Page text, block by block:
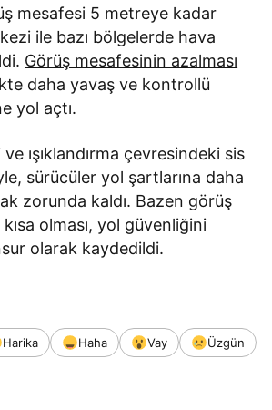
mesafesi 5 metreye kadar
ile bazı bölgelerde hava
Görüş mesafesinin azalması
daha yavaş ve kontrollü
yol açtı.
ışıklandırma çevresindeki sis
sürücüler yol şartlarına daha
zorunda kaldı. Bazen görüş
kısa olması, yol güvenliğini
olarak kaydedildi.
Harika Haha Vay
Üzgün